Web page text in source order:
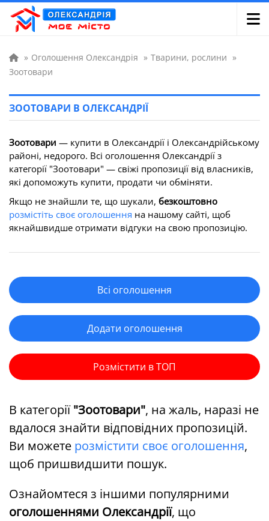
» Оголошення Олександрія » Тварини, рослини »
Зоотовари
ЗООТОВАРИ В ОЛЕКСАНДРІЇ
Зоотовари — купити в Олександрії і Олександрійському
районі, недорого. Всі оголошення Олександрії з
категорії "Зоотовари" — свіжі пропозиції від власників,
які допоможуть купити, продати чи обміняти.
Якщо не знайшли те, що шукали, безкоштовно
розмістіть своє оголошення на нашому сайті, щоб
якнайшвидше отримати відгуки на свою пропозицію.
Всі оголошення
Додати оголошення
Розмістити в ТОП
В категорії"Зоотовари", на жаль, наразі не
вдалося знайти відповідних пропозицій.
Ви можете розмістити своє оголошення,
щоб пришвидшити пошук.
Ознайомтеся з іншими популярними
оголошеннями Олександрії, що